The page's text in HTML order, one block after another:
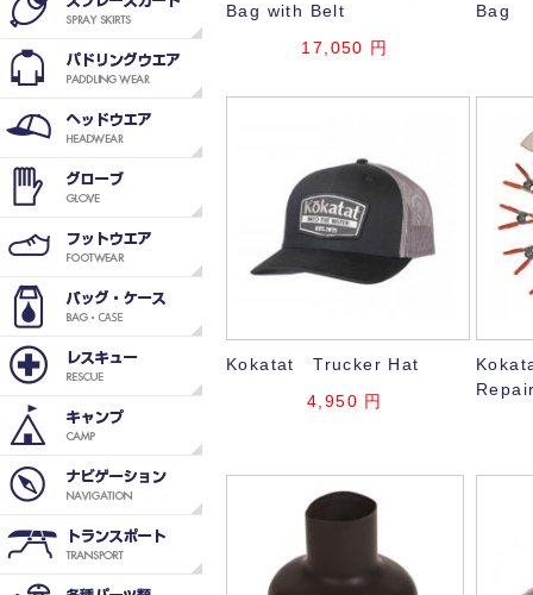
Bag with Belt
17,050 円
Bag
Kokatat Trucker Hat
4,950 円